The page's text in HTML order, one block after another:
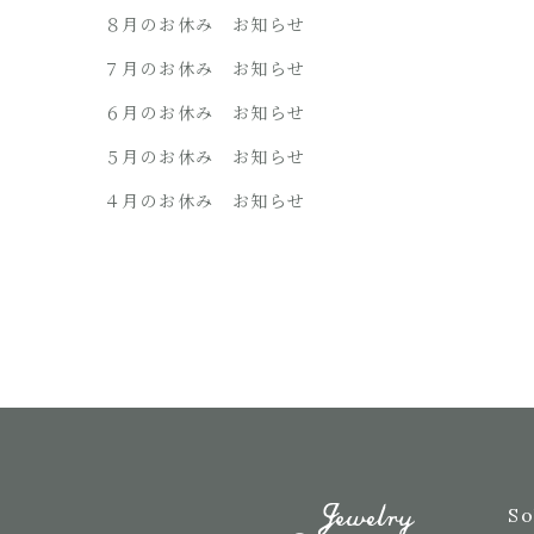
８月のお休み お知らせ
７月のお休み お知らせ
６月のお休み お知らせ
５月のお休み お知らせ
４月のお休み お知らせ